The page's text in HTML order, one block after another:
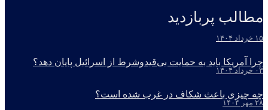
مطالب پربازدید
۱۵ خرداد ۱۴۰۴
چرا آمریکا باید به حمایت بی‌قیدوشرط از اسرائیل پایان دهد؟
۰۳ خرداد ۱۴۰۴
چه چیزی باعث شکاف در غرب شده است؟
۲۸ مهر ۱۴۰۴